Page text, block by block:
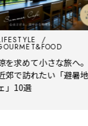
求めて小さな旅へ。
で訪れたい「避暑地
10選